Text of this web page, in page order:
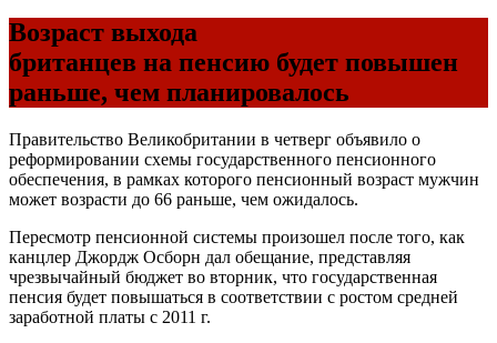
Возраст выхода
британцев на пенсию будет повышен
раньше, чем планировалось
Правительство Великобритании в четверг объявило о
реформировании схемы государственного пенсионного
обеспечения, в рамках которого пенсионный возраст мужчин
может возрасти до 66 раньше, чем ожидалось.
Пересмотр пенсионной системы произошел после того, как
канцлер Джордж Осборн дал обещание, представляя
чрезвычайный бюджет во вторник, что государственная
пенсия будет повышаться в соответствии с ростом средней
заработной платы с 2011 г.